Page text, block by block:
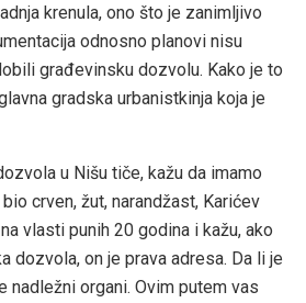
krenula, ono što je zanimljivo
odnosno planovi nisu
građevinsku dozvolu. Kako je to
gradska urbanistkinja koja je
u Nišu tiče, kažu da imamo
crven, žut, narandžast, Karićev
vlasti punih 20 godina i kažu, ako
dozvola, on je prava adresa. Da li je
nadležni organi. Ovim putem vas